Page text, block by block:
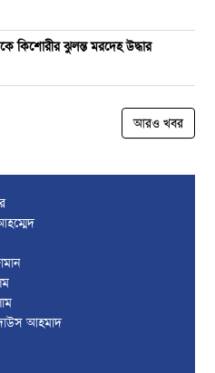
কিশোরীর ঝুলন্ত মরদেহ উদ্ধার
আরও খবর
আহমাদ